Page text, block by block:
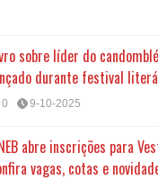
sobre líder do
durante festival
0 9-10-2025
abre inscrições para
vagas, cotas e